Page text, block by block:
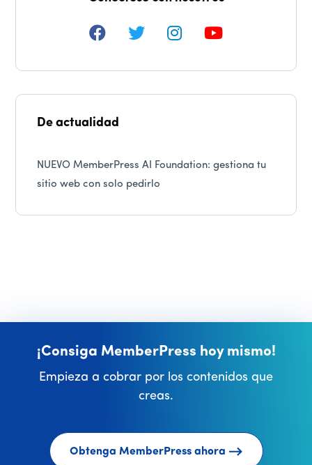
De actualidad
NUEVO MemberPress AI Foundation: gestiona tu
sitio web con solo pedirlo
¡Consiga MemberPress hoy mismo!
Empieza a cobrar por los contenidos que
creas.
Obtenga MemberPress ahora